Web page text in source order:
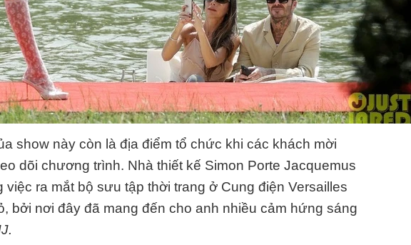
show này còn là địa điểm tổ chức khi các khách mời
dõi chương trình. Nhà thiết kế Simon Porte Jacquemus
việc ra mắt bộ sưu tập thời trang ở Cung điện Versailles
bởi nơi đây đã mang đến cho anh nhiều cảm hứng sáng